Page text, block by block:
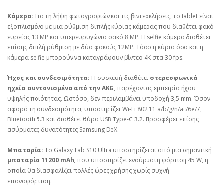
Κάμερα: Για τη λήψη φωτογραφιών και τις βιντεοκλήσεις, το tablet είναι
εξοπλισμένο με μια ρύθμιση διπλής κύριας κάμερας που διαθέτει φακό
ευρείας 13 MP και υπερευρυγώνιο φακό 8 MP. Η selfie κάμερα διαθέτει
επίσης διπλή ρύθμιση με δύο φακούς 12MP. Τόσο η κύρια όσο και η
κάμερα selfie μπορούν να καταγράφουν βίντεο 4K στα 30 fps.
Ήχος και συνδεσιμότητα: Η συσκευή διαθέτει στερεοφωνικά
ηχεία συντονισμένα από την AKG, παρέχοντας εμπειρία ήχου
υψηλής ποιότητας. Ωστόσο, δεν περιλαμβάνει υποδοχή 3,5 mm. Όσον
αφορά τη συνδεσιμότητα, υποστηρίζει Wi-Fi 802.11 a/b/g/n/ac/6e/7,
Bluetooth 5.3 και διαθέτει θύρα USB Type-C 3.2. Προσφέρει επίσης
ασύρματες δυνατότητες Samsung DeX.
Μπαταρία: Το Galaxy Tab S10 Ultra υποστηρίζεται από μια σημαντική
μπαταρία 11200 mAh, που υποστηρίζει ενσύρματη φόρτιση 45 W, η
οποία θα διασφαλίζει πολλές ώρες χρήσης χωρίς συχνή
επαναφόρτιση.